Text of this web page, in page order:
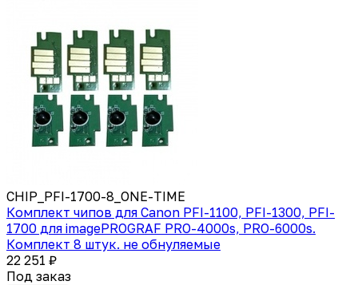
CHIP_PFI-1700-8_ONE-TIME
Комплект чипов для Canon PFI-1100, PFI-1300, PFI-
1700 для imagePROGRAF PRO-4000s, PRO-6000s.
Комплект 8 штук. не обнуляемые
22 251 ₽
Под заказ